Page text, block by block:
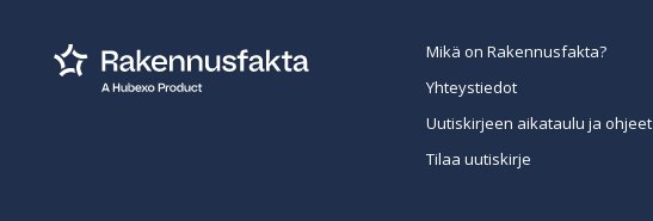
Mikä on Rakennusfakta?
Yhteystiedot
Uutiskirjeen aikataulu ja ohjeet
Tilaa uutiskirje